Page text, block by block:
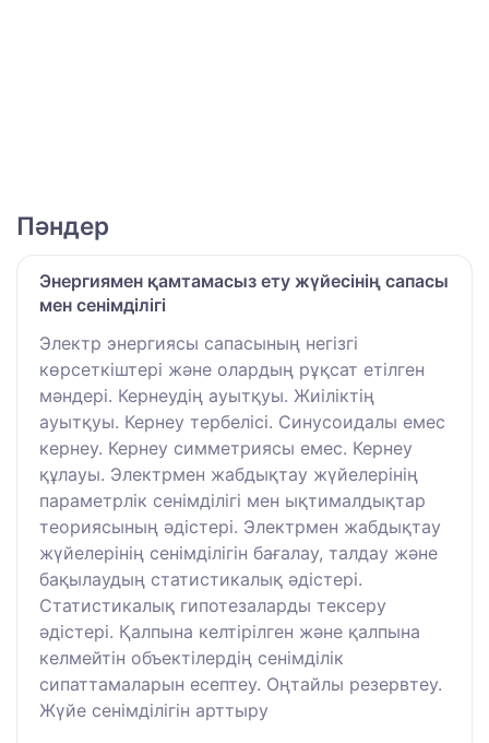
Пәндер
Энергиямен қамтамасыз ету жүйесінің сапасы
мен сенімділігі
Электр энергиясы сапасының негізгі
көрсеткіштері және олардың рұқсат етілген
мәндері. Кернеудің ауытқуы. Жиіліктің
ауытқуы. Кернеу тербелісі. Синусоидалы емес
кернеу. Кернеу симметриясы емес. Кернеу
құлауы. Электрмен жабдықтау жүйелерінің
параметрлік сенімділігі мен ықтималдықтар
теориясының әдістері. Электрмен жабдықтау
жүйелерінің сенімділігін бағалау, талдау және
бақылаудың статистикалық әдістері.
Статистикалық гипотезаларды тексеру
әдістері. Қалпына келтірілген және қалпына
келмейтін объектілердің сенімділік
сипаттамаларын есептеу. Оңтайлы резервтеу.
Жүйе сенімділігін арттыру